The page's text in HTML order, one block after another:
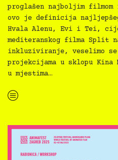
proglašen najboljim filmom
ovo je definicija
Hvala Alenu, Evi i Tei,
mediteranskog filma Split
inkluziviranje, veselimo
projekcijama u sklopu
u mjestima…
“Inkluzivni filmovi zaplovili i zavladali Festivalom mediteranskog filma Split